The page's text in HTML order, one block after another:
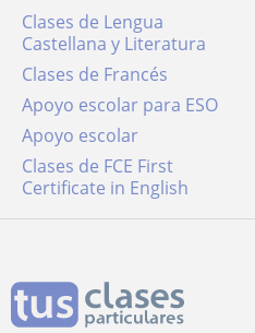
Clases de Lengua
Castellana y Literatura
Clases de Francés
Apoyo escolar para ESO
Apoyo escolar
Clases de FCE First
Certificate in English